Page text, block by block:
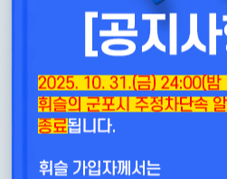
신고, 안전신문고 앱 등)